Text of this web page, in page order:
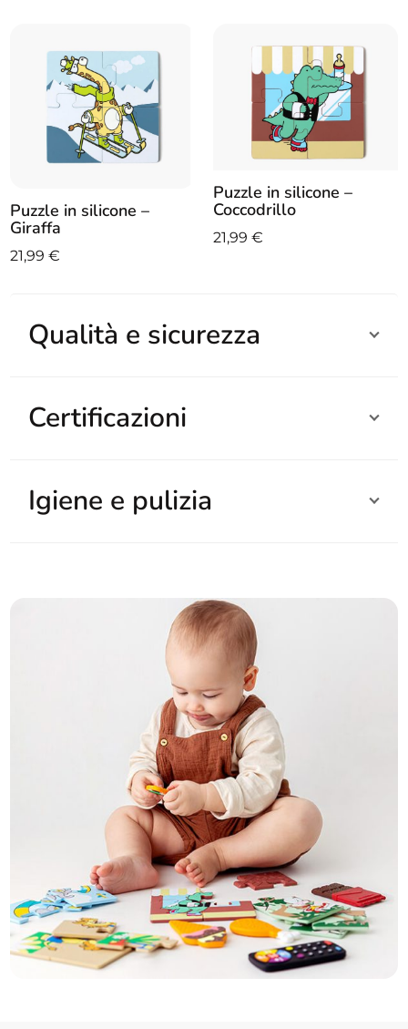
Puzzle in silicone –
Giraffa
21,99€
Puzzle in silicone –
Coccodrillo
21,99 €
Qualità e sicurezza
Certificazioni
Igiene e pulizia